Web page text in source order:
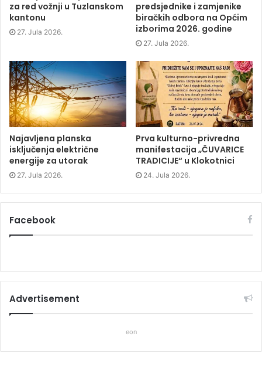
n
s
i
n
n
i
n
d
o
w
)
s
i
n
e
n
d
o
w
)
n
i
d
o
w
)
d
za red vožnji u Tuzlanskom
kantonu
27. Jula 2026.
predsjednike i zamjenike
biračkih odbora na Općim
izborima 2026. godine
27. Jula 2026.
Najavljena planska
isključenja električne
energije za utorak
27. Jula 2026.
Prva kulturno-privredna
manifestacija „ČUVARICE
TRADICIJE“ u Klokotnici
24. Jula 2026.
Facebook
Advertisement
eon